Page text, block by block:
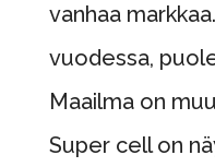
vanhaa
vuodessa,
Maailma on
Super cell on